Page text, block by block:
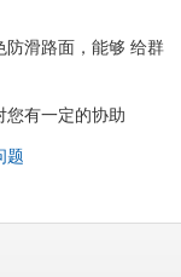
防滑路面，能够 给群
您有一定的协助
题